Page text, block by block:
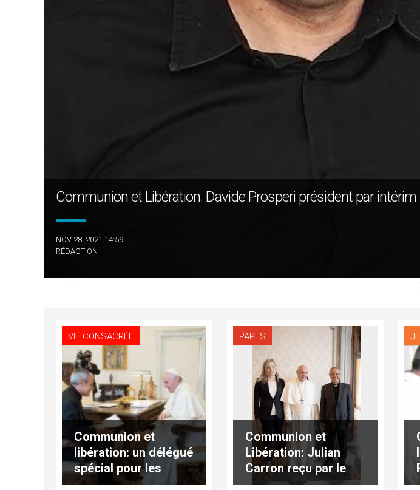
Communion et Libération: Davide Prosperi président par intérim
NOV 28, 2021 14:59
RÉDACTION
VIE CONSACRÉE
Communion et
libération: un délégué
spécial pour les
« Memores Domini »
PAPES
Communion et
Libération: Julian
Carron reçu par le
pape François